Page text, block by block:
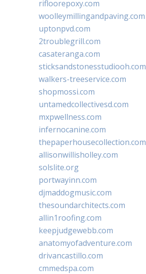
rifloorepoxy.com
woolleymillingandpaving.com
uptonpvd.com
2troublegrill.com
casateranga.com
sticksandstonesstudiooh.com
walkers-treeservice.com
shopmossi.com
untamedcollectivesd.com
mxpwellness.com
infernocanine.com
thepaperhousecollection.com
allisonwillisholley.com
solslite.org
portwayinn.com
djmaddogmusic.com
thesoundarchitects.com
allin1roofing.com
keepjudgewebb.com
anatomyofadventure.com
drivancastillo.com
cmmedspa.com